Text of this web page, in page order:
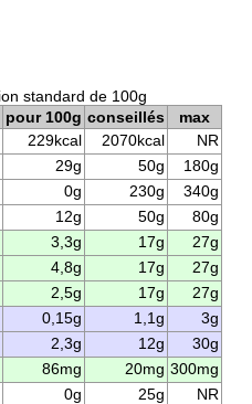
standard de 100g
pour 100g conseillés
max
229kcal 2070kcal
NR
29g 50g
180g
0g 230g
340g
12g 50g
80g
3,3g 17g
27g
4,8g 17g
27g
2,5g 17g
27g
0,15g 1,1g
3g
2,3g 12g
30g
86mg 20mg 300mg
0g 25g
NR